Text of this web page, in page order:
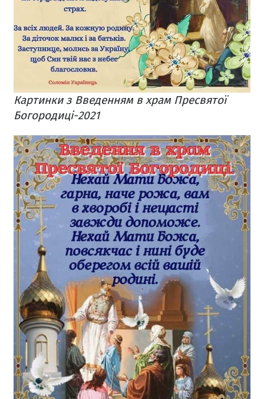
Картинки з Введенням в храм Пресвятої
Богородиці-2021​